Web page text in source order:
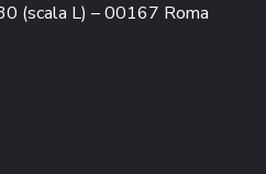
(scala L) – 00167 Roma